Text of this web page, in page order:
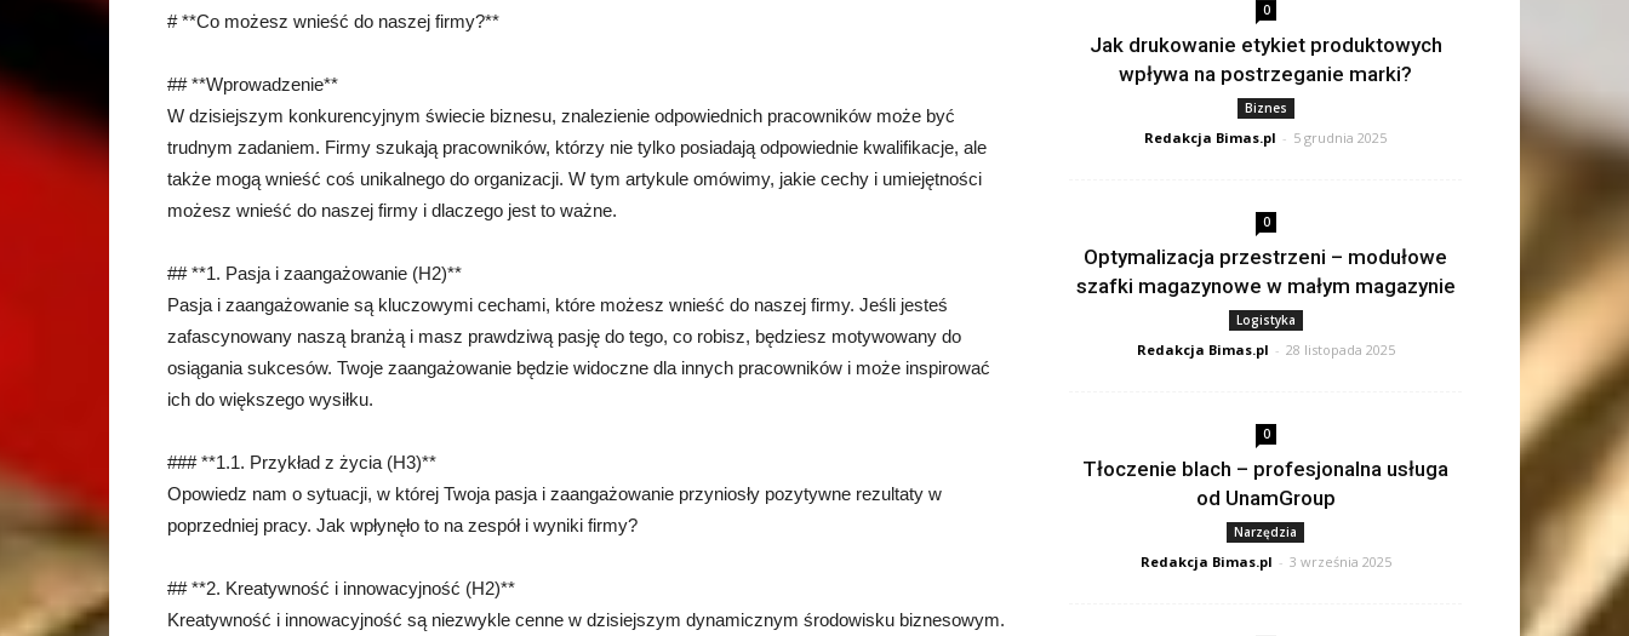
# **Co możesz wnieść do naszej firmy?**
## **Wprowadzenie**
W dzisiejszym konkurencyjnym świecie biznesu, znalezienie odpowiednich pracowników może być
trudnym zadaniem. Firmy szukają pracowników, którzy nie tylko posiadają odpowiednie kwalifikacje, ale
także mogą wnieść coś unikalnego do organizacji. W tym artykule omówimy, jakie cechy i umiejętności
możesz wnieść do naszej firmy i dlaczego jest to ważne.
## **1. Pasja i zaangażowanie (H2)**
Pasja i zaangażowanie są kluczowymi cechami, które możesz wnieść do naszej firmy. Jeśli jesteś
zafascynowany naszą branżą i masz prawdziwą pasję do tego, co robisz, będziesz motywowany do
osiągania sukcesów. Twoje zaangażowanie będzie widoczne dla innych pracowników i może inspirować
ich do większego wysiłku.
### **1.1. Przykład z życia (H3)**
Opowiedz nam o sytuacji, w której Twoja pasja i zaangażowanie przyniosły pozytywne rezultaty w
poprzedniej pracy. Jak wpłynęło to na zespół i wyniki firmy?
## **2. Kreatywność i innowacyjność (H2)**
Kreatywność i innowacyjność są niezwykle cenne w dzisiejszym dynamicznym środowisku biznesowym.
0
Jak drukowanie etykiet produktowych
wpływa na postrzeganie marki?
Biznes
Redakcja Bimas.pl - 5 grudnia 2025
0
Optymalizacja przestrzeni – modułowe
szafki magazynowe w małym magazynie
Logistyka
Redakcja Bimas.pl - 28 listopada 2025
0
Tłoczenie blach – profesjonalna usługa
od UnamGroup
Narzędzia
Redakcja Bimas.pl - 3 września 2025